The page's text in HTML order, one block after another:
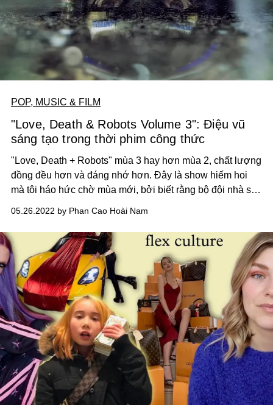
POP, MUSIC & FILM
"Love, Death & Robots Volume 3": Điệu vũ
sáng tạo trong thời phim công thức
"Love, Death + Robots" mùa 3 hay hơn mùa 2, chất lượng
đồng đều hơn và đáng nhớ hơn. Đây là show hiếm hoi
mà tôi háo hức chờ mùa mới, bởi biết rằng bộ đội nhà sản
những sáng tạo và điều mới mẻ.
05.26.2022 by Phan Cao Hoài Nam